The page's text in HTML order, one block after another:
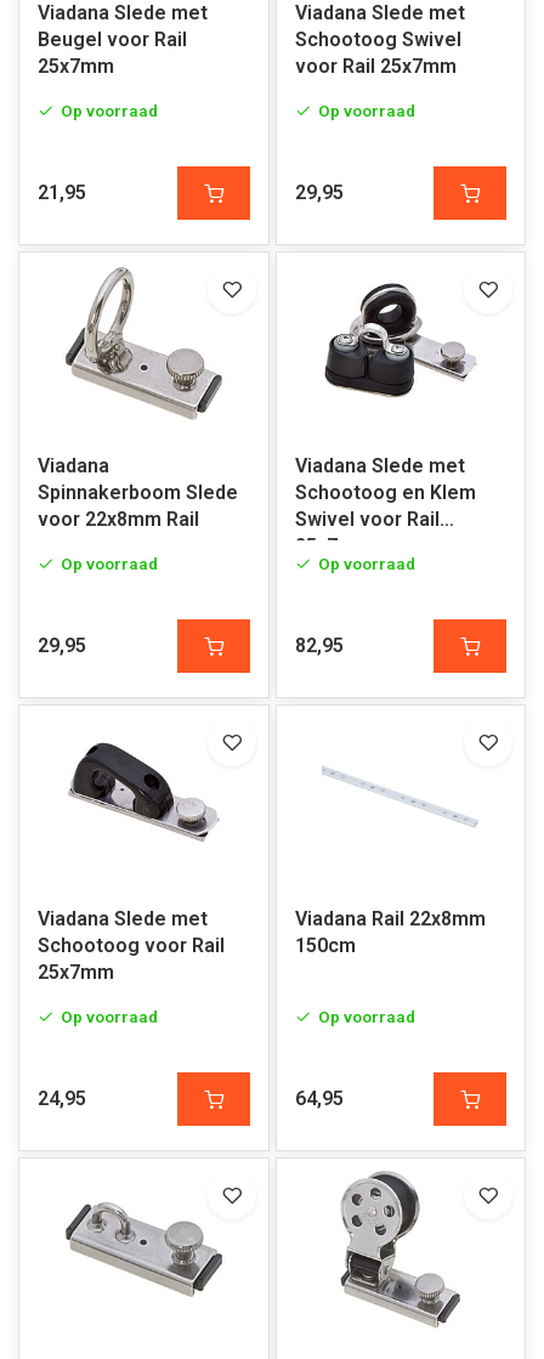
Viadana Slede met
Beugel voor Rail
25x7mm
Op voorraad
21,95
Viadana Slede met
Schootoog Swivel
voor Rail 25x7mm
Op voorraad
29,95
Viadana
Spinnakerboom Slede
voor 22x8mm Rail
Op voorraad
29,95
Viadana Slede met
Schootoog en Klem
Swivel voor Rail
25x7mm
Op voorraad
82,95
Viadana Slede met
Schootoog voor Rail
25x7mm
Op voorraad
24,95
Viadana Rail 22x8mm
150cm
Op voorraad
64,95